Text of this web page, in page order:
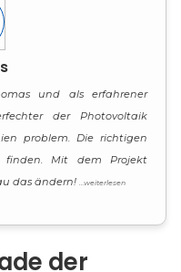
und als erfahrener
der Photovoltaik
problem. Die richtigen
finden. Mit dem Projekt
das ändern!
…weiterlesen
der